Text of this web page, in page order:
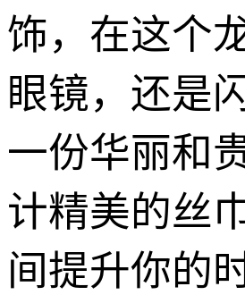
饰，在这个
眼镜，还是
一份华丽和
计精美的丝
间提升你的